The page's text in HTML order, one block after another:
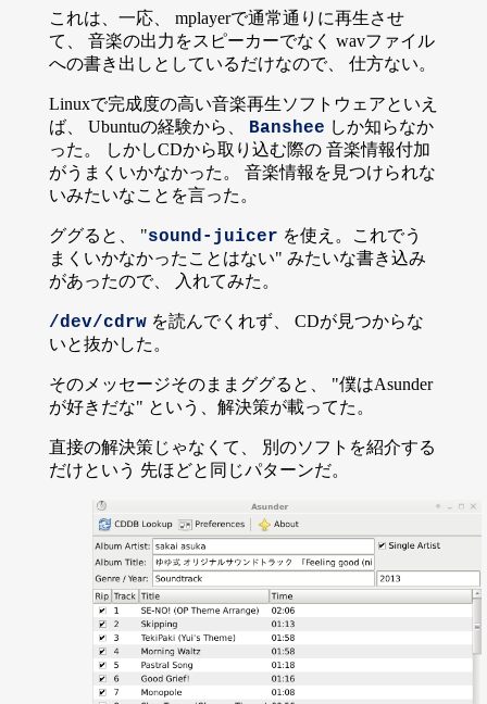
これは、一応、 mplayerで通常通りに再生させ
て、 音楽の出力をスピーカーでなく wavファイル
への書き出しとしているだけなので、 仕方ない。
Linuxで完成度の高い音楽再生ソフトウェアといえ
ば、 Ubuntuの経験から、 Banshee しか知らなか
った。 しかしCDから取り込む際の 音楽情報付加
がうまくいかなかった。 音楽情報を見つけられな
いみたいなことを言った。
ググると、 "sound-juicer を使え。これでう
まくいかなかったことはない" みたいな書き込み
があったので、 入れてみた。
/dev/cdrwを読んでくれず、 CDが見つからな
いと抜かした。
そのメッセージそのままググると、 "僕はAsunder
が好きだな" という、解決策が載ってた。
直接の解決策じゃなくて、 別のソフトを紹介する
だけという 先ほどと同じパターンだ。